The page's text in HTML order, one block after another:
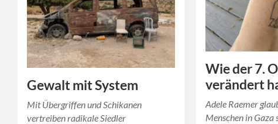
Gewalt mit System
Mit Übergriffen und Schikanen
vertreiben radikale Siedler
Wie der 7.
verändert
Adele Raemer
Menschen in Gaza